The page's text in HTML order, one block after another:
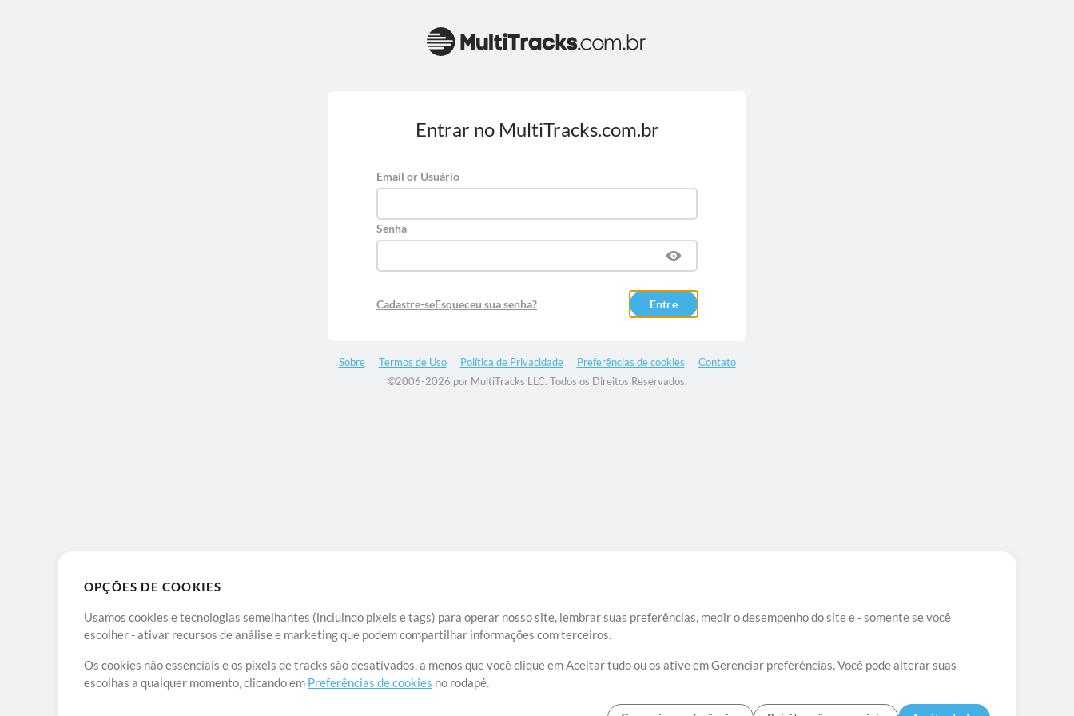
OPÇÕES DE COOKIES
Usamos cookies e tecnologias semelhantes (incluindo pixels e tags) para operar nosso site, lembrar suas preferências, medir o desempenho do site e - somente se você
escolher - ativar recursos de análise e marketing que podem compartilhar informações com terceiros.
Os cookies não essenciais e os pixels de tracks são desativados, a menos que você clique em Aceitar tudo ou os ative em Gerenciar preferências. Você pode alterar suas
escolhas a qualquer momento, clicando em Preferências de cookies no rodapé.
Entrar no MultiTracks.com.br
Email or Usuário
Senha
Cadastre-seEsqueceu sua senha? Entre
Sobre Termos de Uso Política de Privacidade Preferências de cookies
Contato
©2006-2026 por MultiTracks LLC. Todos os Direitos Reservados.